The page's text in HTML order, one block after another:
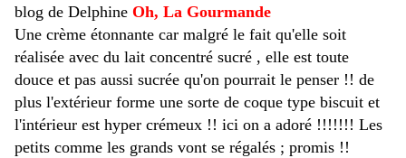
blog de Delphine Oh, La Gourmande
Une crème étonnante car malgré le fait qu'elle soit
réalisée avec du lait concentré sucré , elle est toute
douce et pas aussi sucrée qu'on pourrait le penser !! de
plus l'extérieur forme une sorte de coque type biscuit et
l'intérieur est hyper crémeux !! ici on a adoré !!!!!!! Les
petits comme les grands vont se régalés ; promis !!